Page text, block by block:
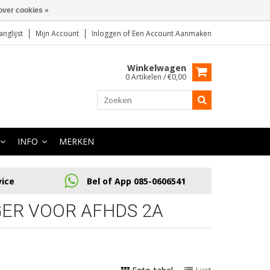
Mijn Account Inloggen of Een Account Aanmaken
Winkelwagen
0 Artikelen / €0,00
INFO MERKEN
Bel of App 085-0606541
VOOR AFHDS 2A
cookies »